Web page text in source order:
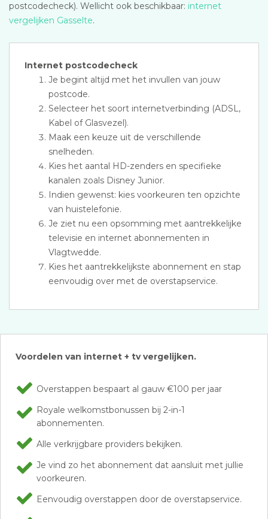
postcodecheck). Wellicht ook beschikbaar: internet
vergelijken Gasselte.
Internet postcodecheck
Je begint altijd met het invullen van jouw
postcode.
Selecteer het soort internetverbinding (ADSL,
Kabel of Glasvezel).
Maak een keuze uit de verschillende
snelheden.
Kies het aantal HD-zenders en specifieke
kanalen zoals Disney Junior.
Indien gewenst: kies voorkeuren ten opzichte
van huistelefonie.
Je ziet nu een opsomming met aantrekkelijke
televisie en internet abonnementen in
Vlagtwedde.
Kies het aantrekkelijkste abonnement en stap
eenvoudig over met de overstapservice.
Voordelen van internet + tv vergelijken.
Overstappen bespaart al gauw €100 per jaar
Royale welkomstbonussen bij 2-in-1
abonnementen.
Alle verkrijgbare providers bekijken.
Je vind zo het abonnement dat aansluit met jullie
voorkeuren.
Eenvoudig overstappen door de overstapservice.